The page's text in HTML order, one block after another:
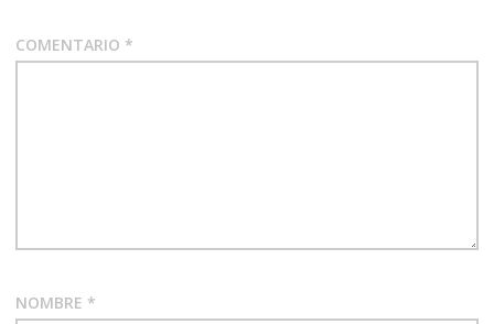
COMENTARIO *
NOMBRE *